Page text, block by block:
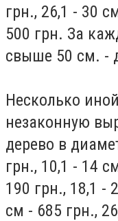
грн., 26,1 - 30
500 грн. За
свыше 50 см. -
Несколько
незаконную
дерево в
грн., 10,1 - 14
190 грн., 18,1 -
см - 685 грн.,